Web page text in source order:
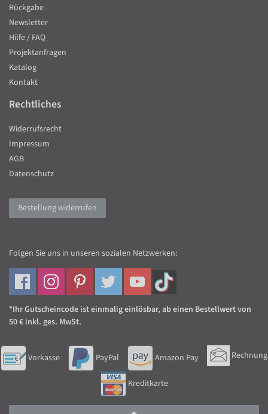
Rückgabe
Newsletter
Hilfe / FAQ
Projektanfragen
Katalog
Kontakt
Rechtliches
Widerrufsrecht
Impressum
AGB
Datenschutz
Bestellung widerrufen
Folgen Sie uns in unseren sozialen Netzwerken:
*Ihr Gutscheincode ist einmalig einlösbar, ab einen Bestellwert von
50 € inkl. ges. MwSt.
Vorkasse PayPal Amazon Pay Rechnung
Kreditkarte